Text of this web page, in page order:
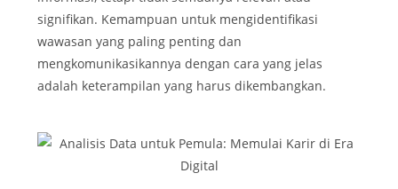
signifikan. Kemampuan untuk mengidentifikasi
wawasan yang paling penting dan
mengkomunikasikannya dengan cara yang jelas
adalah keterampilan yang harus dikembangkan.